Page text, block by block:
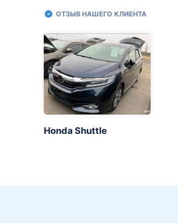
ОТЗЫВ НАШЕГО КЛИЕНТА
Honda Shuttle